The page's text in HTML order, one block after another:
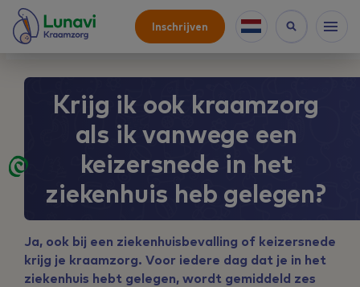
Inschrijven
Krijg ik ook kraamzorg
als ik vanwege een
keizersnede in het
ziekenhuis heb gelegen?
Ja, ook bij een ziekenhuisbevalling of keizersnede
krijg je kraamzorg. Voor iedere dag dat je in het
ziekenhuis hebt gelegen, wordt gemiddeld zes